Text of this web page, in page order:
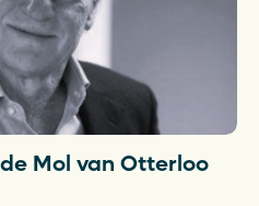
Mol van Otterloo